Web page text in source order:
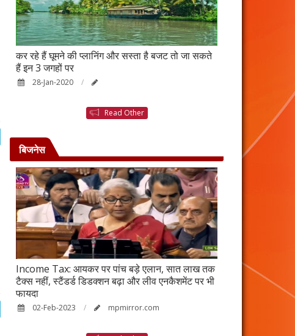
कर रहे हैं घूमने की प्लानिंग और सस्ता है बजट तो जा सकते
हैं इन 3 जगहों पर
28-Jan-2020
Read Other
बिजनेस
Income Tax: आयकर पर पांच बड़े एलान, सात लाख तक
टैक्स नहीं, स्टैंडर्ड डिडक्शन बढ़ा और लीव एनकैशमेंट पर भी
फायदा
02-Feb-2023 mpmirror.com
वर्ष 2023 में भी
विकेंद्रीकरण का
17-Jan-2023